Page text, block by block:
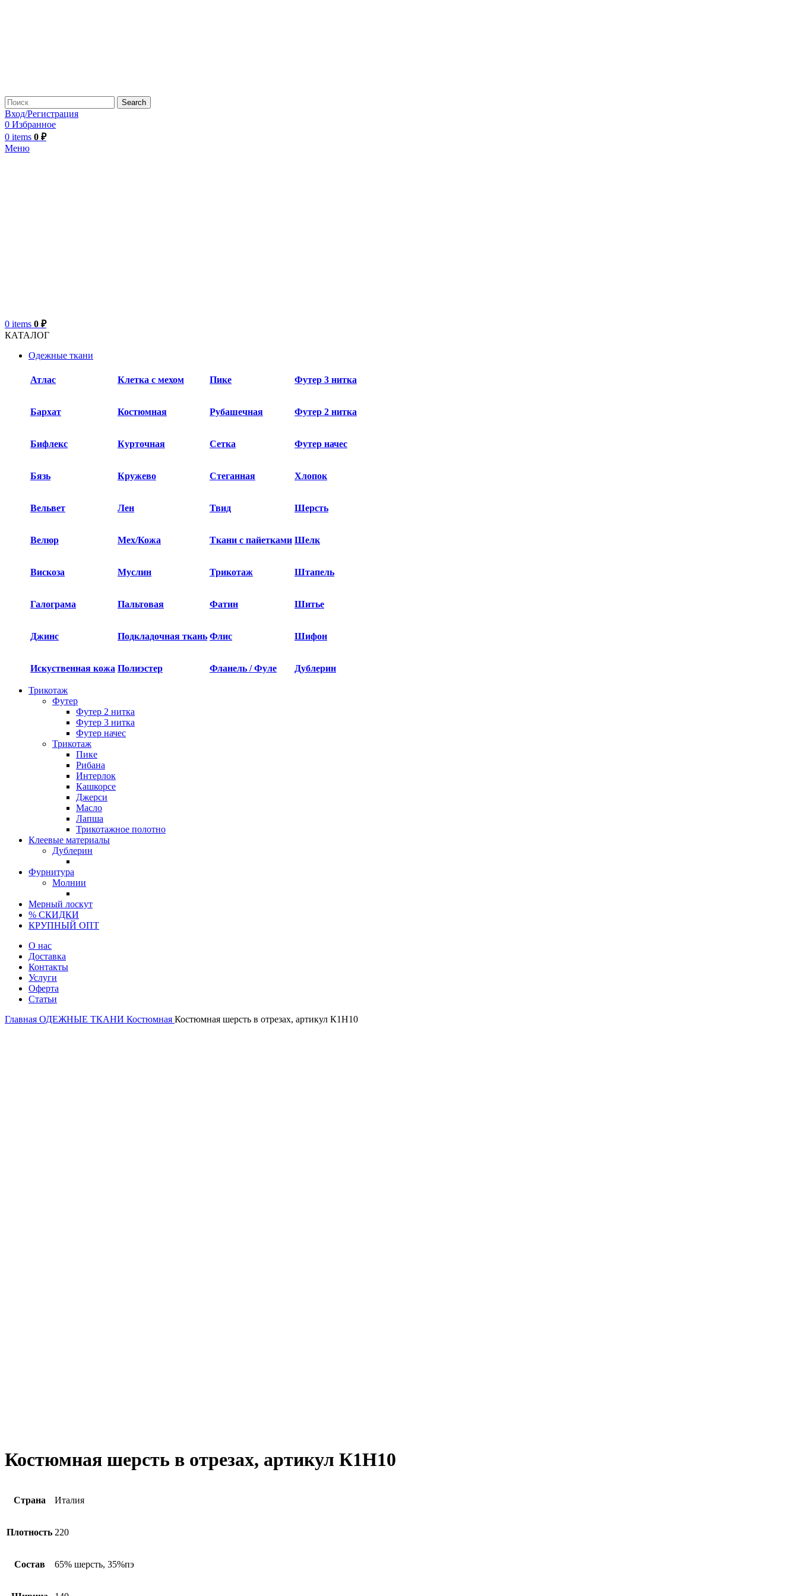
Search
Вход/Регистрация
0 Избранное
0 items 0 ₽
Меню
0 items 0 ₽
КАТАЛОГ
Одежные ткани
Атлас Клетка с мехом Пике Футер 3 нитка
Бархат​ Костюмная Рубашечная Футер 2 нитка
Бифлекс Курточная Сетка Футер начес
Бязь Кружево Стеганная Хлопок
Вельвет Лен Твид Шерсть
Велюр Мех/Кожа Ткани с пайетками Шелк
Вискоза Муслин Трикотаж Штапель
Галограма Пальтовая Фатин Шитье
Джинс Подкладочная ткань Флис Шифон
Искуственная кожа Полиэстер Фланель / Фуле Дублерин
Трикотаж
Футер
Футер 2 нитка​
Футер 3 нитка​
Футер начес
Трикотаж
Пике
Рибана
Интерлок
Кашкорсе
Джерси
Масло
Лапша
Трикотажное полотно
Клеевые материалы
Дублерин
Фурнитура
Молнии
Мерный лоскут
% СКИДКИ
КРУПНЫЙ ОПТ
О нас
Доставка
Контакты
Услуги
Оферта
Статьи
Главная ОДЕЖНЫЕ ТКАНИ Костюмная Костюмная шерсть в отрезах, артикул К1Н10
Костюмная шерсть в отрезах, артикул К1Н10
Страна Италия
Плотность 220
Состав 65% шерсть, 35%пэ